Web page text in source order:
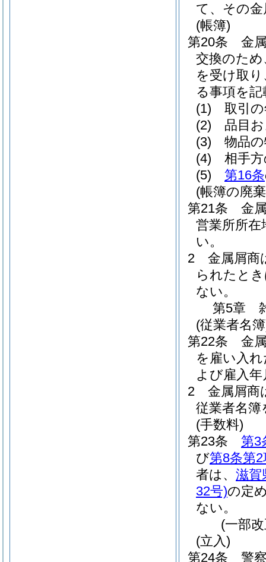
て、その
(帳簿)
第20条
金
交換のた
を受け取
る事項を
(1)
取引
(2)
品目
(3)
物品
(4)
相手
(5)
第16条
(帳簿の廃
第21条
金
営業所所
い。
2
金属屑商
られたと
ない。
第5章
(従業者名
第22条
金
を雇い入
よび雇入
2
金属屑商
従業者名
(手数料)
第23条
第3
び第8条第2
者は、 滋賀
32号)の定
ない。
(一部
(立入)
第24条
警